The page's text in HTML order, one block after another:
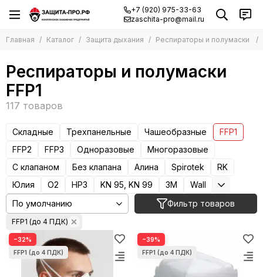
+7 (920) 975-33-63
zaschita-pro@mail.ru
Главная Каталог Защита дыхания Респираторы и полумаски
Респираторы и полумаски
FFP1
Складные Трехпанельные Чашеобразные
FFP1
FFP2
FFP3 Одноразовые
Многоразовые
С клапаном
Без клапана Алина Spirotek
RK
Юлия
О2 НРЗ KN 95, KN 99 3М
Wall
Фильтр товаров
FFP1 (до 4 ПДК)
−32% −39%